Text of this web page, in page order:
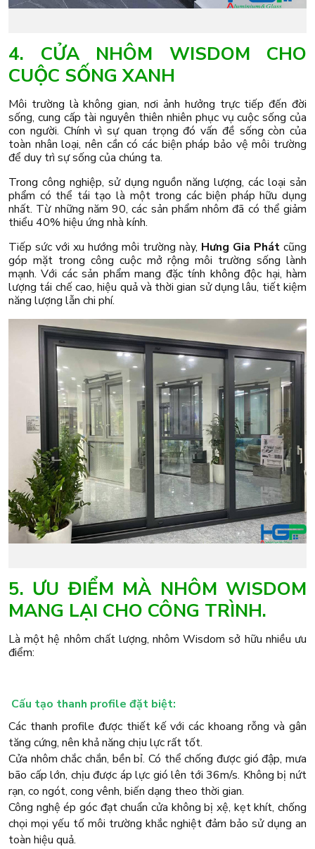
4. CỬA NHÔM WISDOM CHO
CUỘC SỐNG XANH
Môi trường là không gian, nơi ảnh hưởng trực tiếp đến đời
sống, cung cấp tài nguyên thiên nhiên phục vụ cuộc sống của
con người. Chính vì sự quan trọng đó vấn đề sống còn của
toàn nhân loại, nên cần có các biện pháp bảo vệ môi trường
để duy trì sự sống của chúng ta.
Trong công nghiệp, sử dụng nguồn năng lượng, các loại sản
phẩm có thể tái tạo là một trong các biện pháp hữu dụng
nhất. Từ những năm 90, các sản phẩm nhôm đã có thể giảm
thiểu 40% hiệu ứng nhà kính.
Tiếp sức với xu hướng môi trường này, Hưng Gia Phát cũng
góp mặt trong công cuộc mở rộng môi trường sống lành
mạnh. Với các sản phẩm mang đặc tính không độc hại, hàm
lượng tái chế cao, hiệu quả và thời gian sử dụng lâu, tiết kiệm
năng lượng lẫn chi phí.
5. ƯU ĐIỂM MÀ NHÔM WISDOM
MANG LẠI CHO CÔNG TRÌNH.
Là một hệ nhôm chất lượng, nhôm Wisdom sở hữu nhiều ưu
điểm:
Cấu tạo thanh profile đặt biệt:
Các thanh profile được thiết kế với các khoang rỗng và gân
tăng cứng, nên khả năng chịu lực rất tốt.
Cửa nhôm chắc chắn, bền bỉ. Có thể chống được gió đập, mưa
bão cấp lớn, chịu được áp lực gió lên tới 36m/s. Không bị nứt
rạn, co ngót, cong vênh, biến dạng theo thời gian.
Công nghệ ép góc đạt chuẩn cửa không bị xệ, kẹt khít, chống
chọi mọi yếu tố môi trường khắc nghiệt đảm bảo sử dụng an
toàn hiệu quả.